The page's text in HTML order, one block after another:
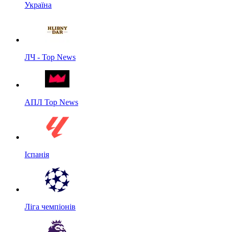
Україна
ЛЧ - Top News
АПЛ Top News
Іспанія
Ліга чемпіонів